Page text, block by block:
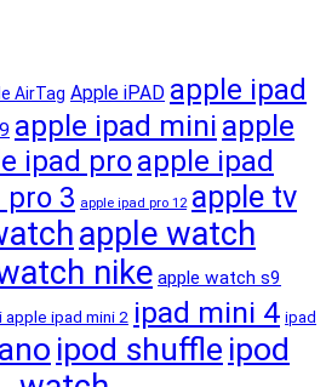
AirTag Apple iPAD apple ipad
apple ipad mini apple
ipad proapple ipad
pro 3 apple ipad pro 12 apple tv
apple watch
nike apple watch s9
ipad mini 2 ipad mini 4 ipad
ipod shuffle ipod